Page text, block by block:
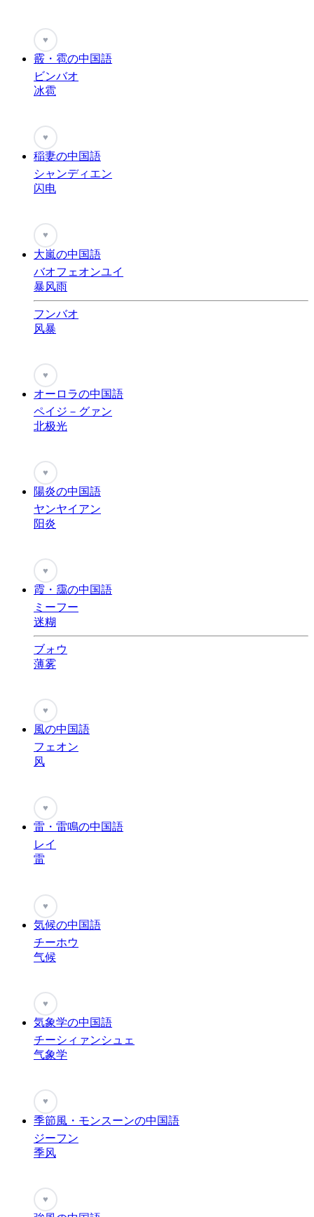
♥
霰・雹の中国語
ビンバオ
冰雹
♥
稲妻の中国語
シャンディエン
闪电
♥
大嵐の中国語
バオフェオンユイ
暴风雨
フンバオ
风暴
♥
オーロラの中国語
ペイジ－グァン
北极光
♥
陽炎の中国語
ヤンヤイアン
阳炎
♥
霞・靄の中国語
ミーフー
迷糊
ブォウ
薄雾
♥
風の中国語
フェオン
风
♥
雷・雷鳴の中国語
レイ
雷
♥
気候の中国語
チーホウ
气候
♥
気象学の中国語
チーシィァンシュェ
气象学
♥
季節風・モンスーンの中国語
ジーフン
季风
♥